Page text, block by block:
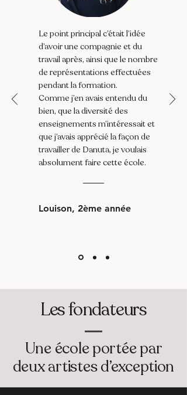
Le point principal c’était l’idée
d’avoir une compagnie et du
travail après, ainsi que le nombre
de représentations effectuées
pendant la formation.
Comme j’en avais entendu du
bien, que la diversité des
enseignements m’intéressait et
que j’avais apprécié la façon de
travailler de Danuta, je voulais
absolument faire cette école.
Louison, 2ème année
Les fondateurs
Une école portée par
deux artistes d’exception